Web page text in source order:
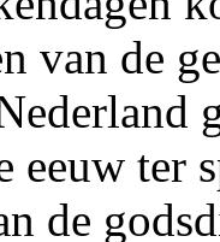
van de
eeuw ter
de